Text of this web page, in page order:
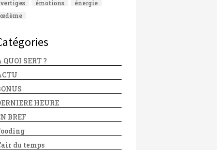
vertiges émotions
énergie
œdème
QUOI SERT ?
HEURE
BREF
du temps